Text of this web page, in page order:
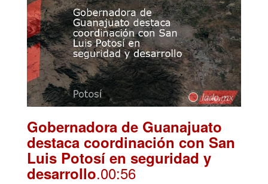
Gobernadora de Guanajuato
destaca coordinación con San
Luis Potosí en seguridad y
desarrollo.00:56